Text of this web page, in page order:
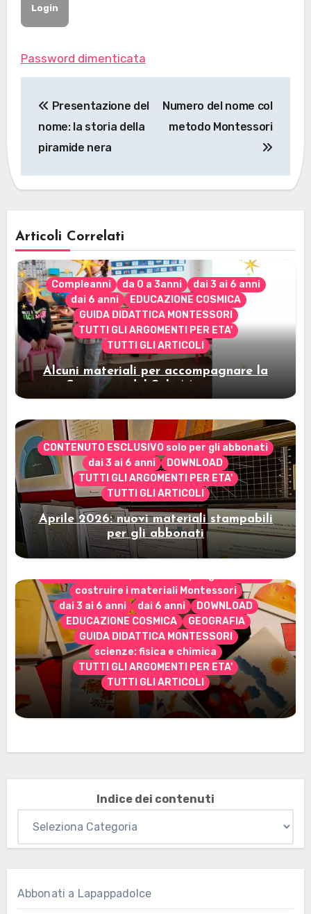
Password dimenticata
articoli
Presentazione del
nome: la storia della
piramide nera
Numero del nome col
metodo Montessori
Articoli Correlati
Compleanni da 0 a 3anni
dai 3 ai 6 anni
dai 6 anni
EDUCAZIONE COSMICA
GUIDA DIDATTICA MONTESSORI
TUTTI GLI ARGOMENTI PER ETA'
TUTTI GLI ARTICOLI
Alcuni materiali per accompagnare la
Cerimonia del Sole Montessori
CONTENUTO ESCLUSIVO solo per gli abbonati
dai 3 ai 6 anni
DOWNLOAD
TUTTI GLI ARGOMENTI PER ETA'
TUTTI GLI ARTICOLI
Aprile 2026: nuovi materiali stampabili
per gli abbonati
costruire i materiali Montessori
dai 3 ai 6 anni
dai 6 anni
DOWNLOAD
EDUCAZIONE COSMICA
GEOGRAFIA
GUIDA DIDATTICA MONTESSORI
scienze: fisica e chimica
TUTTI GLI ARGOMENTI PER ETA'
TUTTI GLI ARTICOLI
Marzo 2026: nuovi materiali stampabili
per gli abbonati
Indice dei contenuti
Abbonati a Lapappadolce